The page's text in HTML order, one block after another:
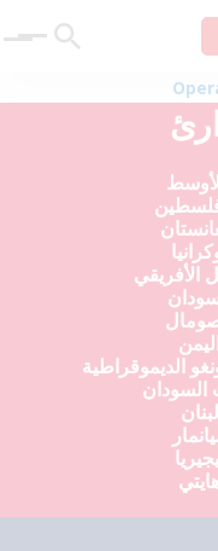
الأفريقي
الديموقراطية
السودان